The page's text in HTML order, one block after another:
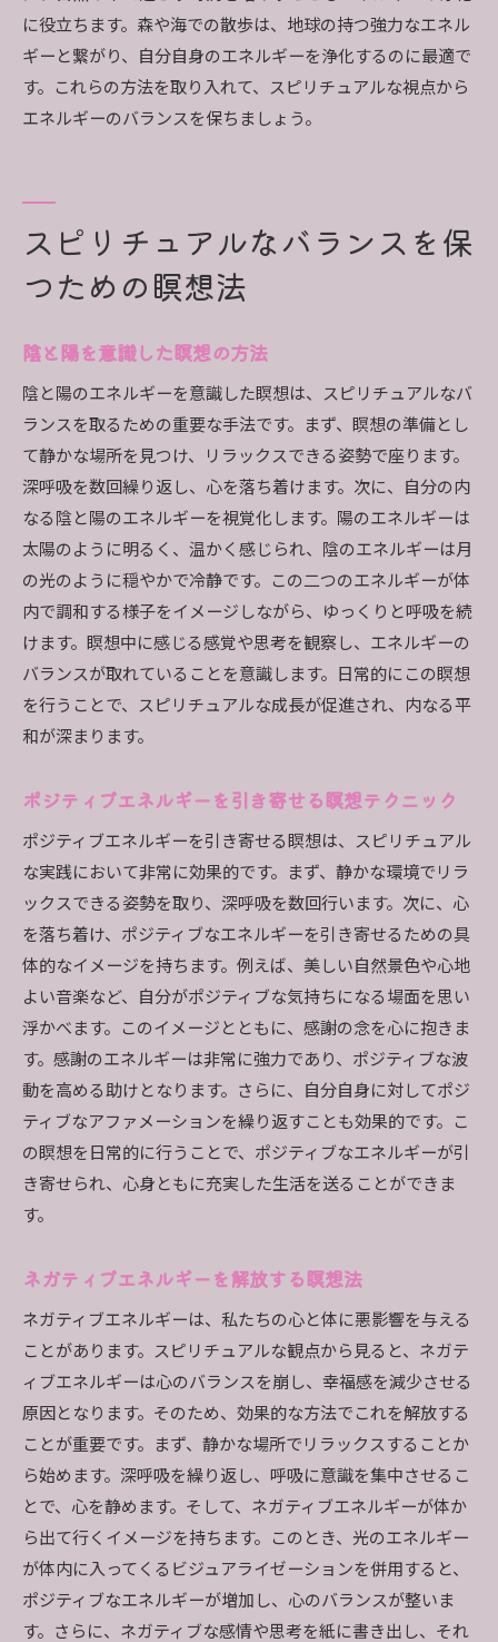
に役立ちます。森や海での散歩は、地球の持つ強力なエネル
ギーと繋がり、自分自身のエネルギーを浄化するのに最適で
す。これらの方法を取り入れて、スピリチュアルな視点から
エネルギーのバランスを保ちましょう。
スピリチュアルなバランスを保
つための瞑想法
陰と陽を意識した瞑想の方法
陰と陽のエネルギーを意識した瞑想は、スピリチュアルなバ
ランスを取るための重要な手法です。まず、瞑想の準備とし
て静かな場所を見つけ、リラックスできる姿勢で座ります。
深呼吸を数回繰り返し、心を落ち着けます。次に、自分の内
なる陰と陽のエネルギーを視覚化します。陽のエネルギーは
太陽のように明るく、温かく感じられ、陰のエネルギーは月
の光のように穏やかで冷静です。この二つのエネルギーが体
内で調和する様子をイメージしながら、ゆっくりと呼吸を続
けます。瞑想中に感じる感覚や思考を観察し、エネルギーの
バランスが取れていることを意識します。日常的にこの瞑想
を行うことで、スピリチュアルな成長が促進され、内なる平
和が深まります。
ポジティブエネルギーを引き寄せる瞑想テクニック
ポジティブエネルギーを引き寄せる瞑想は、スピリチュアル
な実践において非常に効果的です。まず、静かな環境でリラ
ックスできる姿勢を取り、深呼吸を数回行います。次に、心
を落ち着け、ポジティブなエネルギーを引き寄せるための具
体的なイメージを持ちます。例えば、美しい自然景色や心地
よい音楽など、自分がポジティブな気持ちになる場面を思い
浮かべます。このイメージとともに、感謝の念を心に抱きま
す。感謝のエネルギーは非常に強力であり、ポジティブな波
動を高める助けとなります。さらに、自分自身に対してポジ
ティブなアファメーションを繰り返すことも効果的です。こ
の瞑想を日常的に行うことで、ポジティブなエネルギーが引
き寄せられ、心身ともに充実した生活を送ることができま
す。
ネガティブエネルギーを解放する瞑想法
ネガティブエネルギーは、私たちの心と体に悪影響を与える
ことがあります。スピリチュアルな観点から見ると、ネガテ
ィブエネルギーは心のバランスを崩し、幸福感を減少させる
原因となります。そのため、効果的な方法でこれを解放する
ことが重要です。まず、静かな場所でリラックスすることか
ら始めます。深呼吸を繰り返し、呼吸に意識を集中させるこ
とで、心を静めます。そして、ネガティブエネルギーが体か
ら出て行くイメージを持ちます。このとき、光のエネルギー
が体内に入ってくるビジュアライゼーションを併用すると、
ポジティブなエネルギーが増加し、心のバランスが整いま
す。さらに、ネガティブな感情や思考を紙に書き出し、それ